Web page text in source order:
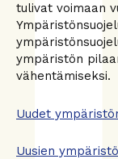
tulivat voimaan
ympäristön
vähentämiseksi.
Uudet
Uusien